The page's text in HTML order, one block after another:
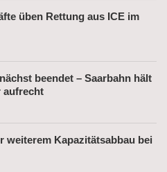
üben Rettung aus ICE im
beendet – Saarbahn hält
aufrecht
weiterem Kapazitätsabbau bei